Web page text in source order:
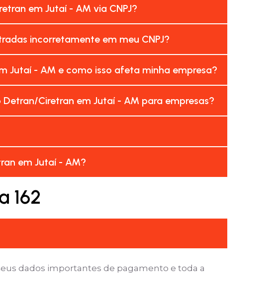
em Jutaí - AM via CNPJ?
incorretamente em meu CNPJ?
Jutaí - AM e como isso afeta minha empresa?
Ciretran em Jutaí - AM para empresas?
em Jutaí - AM?
162
dados importantes de pagamento e toda a